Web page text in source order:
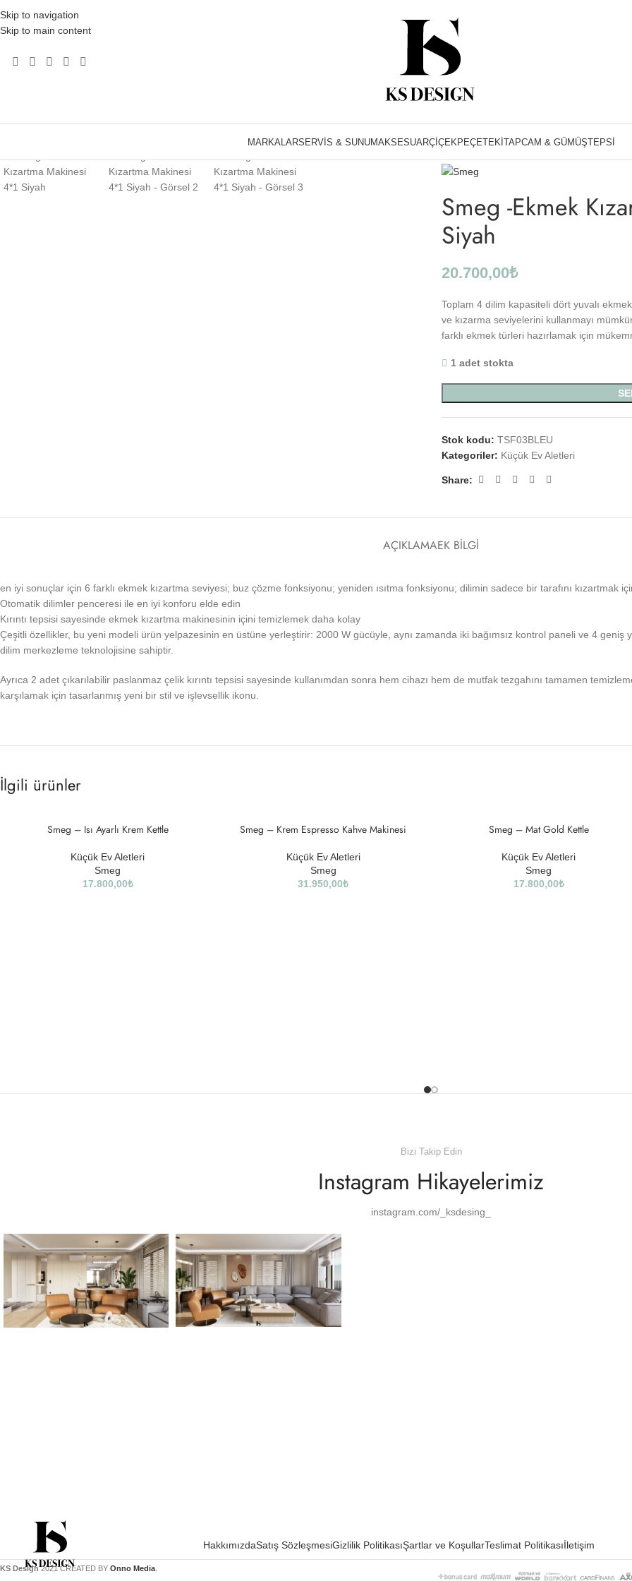
Skip to navigation
Skip to main content
MARKALARSERVIS & SUNUMAKSESUARÇIÇEKPEÇETEKITAPCAM & GÜMÜŞTEPSI
Ana Sayfa Küçük Ev Aletleri Smeg -Ekmek
Smeg -Ekmek
Siyah
20.700,00₺
Toplam 4 dilim kapasiteli dört yuvalı
ve kızarma seviyelerini kullanmayı
farklı ekmek türleri hazırlamak için
1 adet stokta
Stok kodu: TSF03BLEU
Kategoriler: Küçük Ev Aletleri
Share:
AÇIKLAMAEK BILGI
en iyi sonuçlar için 6 farklı ekmek kızartma seviyesi; buz çözme fonksiyonu; yeniden ısıtma fonksiyonu; dilimin sadece bir tarafını kızartmak
Otomatik dilimler penceresi ile en iyi konforu elde edin
Kırıntı tepsisi sayesinde ekmek kızartma makinesinin içini temizlemek daha kolay
Çeşitli özellikler, bu yeni modeli ürün yelpazesinin en üstüne yerleştirir: 2000 W gücüyle, aynı zamanda iki bağımsız kontrol paneli ve 4 geniş
dilim merkezleme teknolojisine sahiptir.
Ayrıca 2 adet çıkarılabilir paslanmaz çelik kırıntı tepsisi sayesinde kullanımdan sonra hem cihazı hem de mutfak tezgahını tamamen
karşılamak için tasarlanmış yeni bir stil ve işlevsellik ikonu.
İlgili ürünler
Smeg – Isı Ayarlı Krem Kettle
Küçük Ev Aletleri
Smeg
17.800,00₺
Smeg – Krem Espresso Kahve Makinesi
Küçük Ev Aletleri
Smeg
31.950,00₺
Smeg – Mat Gold Kettle
Küçük Ev Aletleri
Smeg
17.800,00₺
Bizi Takip Edin
Instagram Hikayelerimiz
instagram.com/_ksdesing_
HakkımızdaSatış SözleşmesiGizlilik PolitikasıŞartlar ve KoşullarTeslimat Politikasıİletişim
KS Design 2021 CREATED BY Onno Media